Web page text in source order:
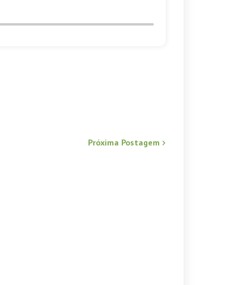
Próxima Postagem